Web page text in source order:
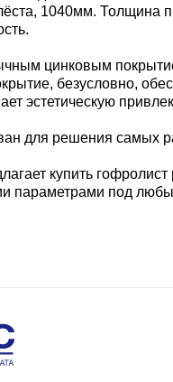
1040мм. Толщина
цинковым
безусловно,
эстетическую
для решения самых
купить
параметрами под